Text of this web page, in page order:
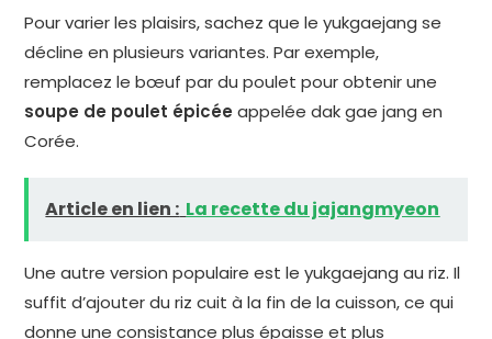
Pour varier les plaisirs, sachez que le yukgaejang se
décline en plusieurs variantes. Par exemple,
remplacez le bœuf par du poulet pour obtenir une
soupe de poulet épicée appelée dak gae jang en
Corée.
Article en lien : La recette du jajangmyeon
Une autre version populaire est le yukgaejang au riz. Il
suffit d’ajouter du riz cuit à la fin de la cuisson, ce qui
donne une consistance plus épaisse et plus